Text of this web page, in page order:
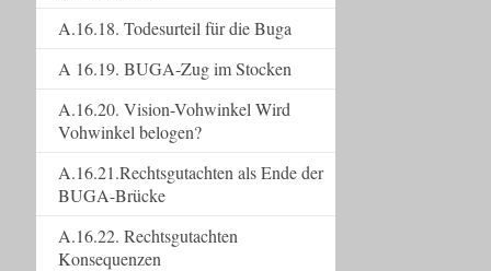
A.16.18. Todesurteil für die Buga
A 16.19. BUGA-Zug im Stocken
A.16.20. Vision-Vohwinkel Wird
Vohwinkel belogen?
A.16.21.Rechtsgutachten als Ende der
BUGA-Brücke
A.16.22. Rechtsgutachten
Konsequenzen